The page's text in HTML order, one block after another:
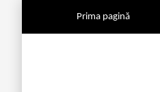
Prima pagină